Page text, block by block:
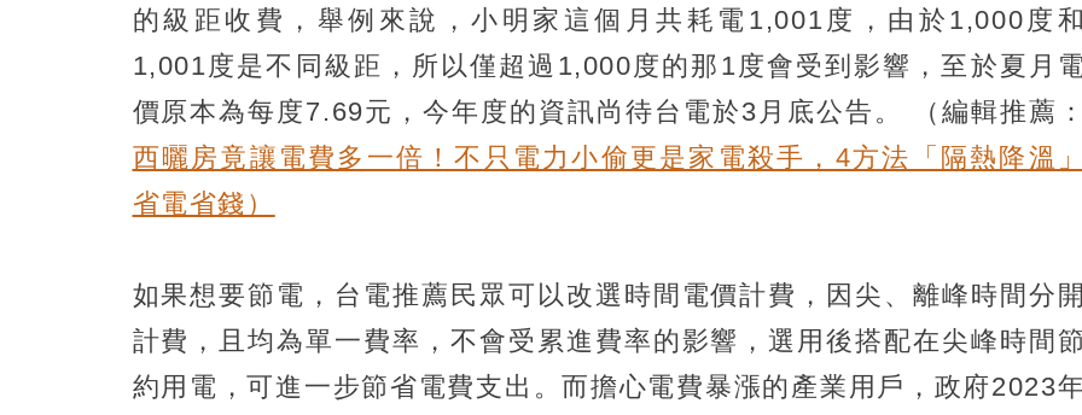
的級距收費，舉例來說，小明家這個月共耗電1,001度，由於1,000度和
1,001度是不同級距，所以僅超過1,000度的那1度會受到影響，至於夏月
價原本為每度7.69元，今年度的資訊尚待台電於3月底公告。
（編輯推薦：
西曬房竟讓電費多一倍！不只電力小偷更是家電殺手，4方法「隔熱降溫」
省電省錢）
如果想要節電，台電推薦民眾可以改選時間電價計費，因尖、離峰時間分開
計費，且均為單一費率，不會受累進費率的影響，選用後搭配在尖峰時間節
約用電，可進一步節省電費支出。而擔心電費暴漲的產業用戶，政府2023年